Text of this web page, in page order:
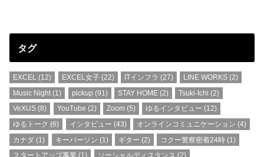
タグ
EXCEL (12) EXCEL女子(22) ITインフラ (27) LINE WORKS (2)
Music Night (1) pickup (91) STAY HOME(2) Tsuki-Ichi (2)
VeXUS (8) YouTube (2) Zoom (5) ゆるインタビュー (12)
ゆるトーク (6) インタビュー (43) オンラインコミュニケーション (4)
カナダ (1) キーパーソン (1) ギター (2) コクー警察密着24時 (1)
スタートアップ事業 (1) ソーシャルディスタンス (2)